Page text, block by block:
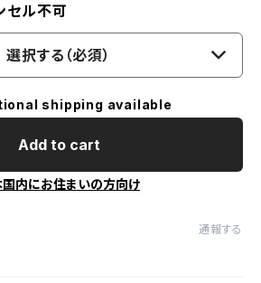
セル不可
選択する（必須）
shipping available
Add to cart
国内にお住まいの方向け
通報する